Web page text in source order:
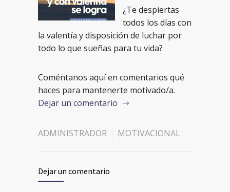
¿Te despiertas
todos los días con
la valentía y disposición de luchar por
todo lo que sueñas para tu vida?
Coméntanos aquí en comentarios qué
haces para mantenerte motivado/a.
Dejar un comentario
ADMINISTRADOR MOTIVACIONAL
Dejar un comentario